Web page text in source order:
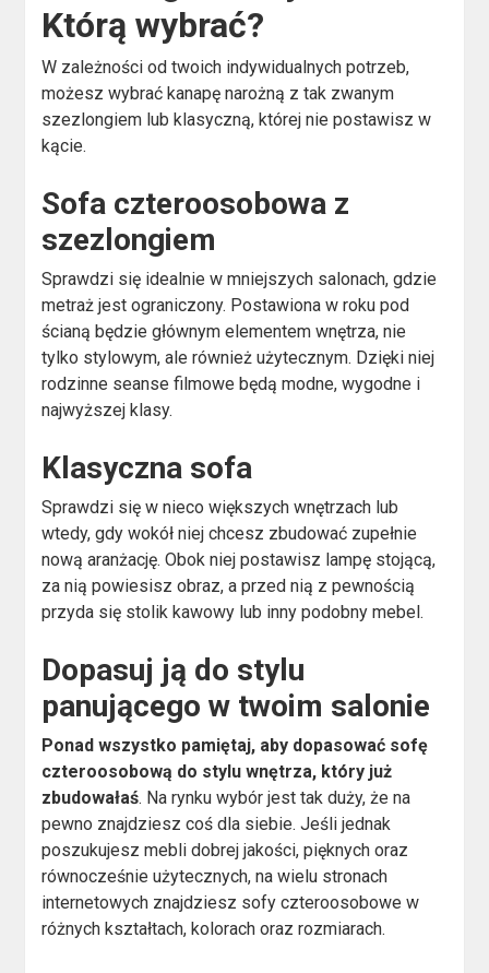
Którą wybrać?
W zależności od twoich indywidualnych potrzeb,
możesz wybrać kanapę narożną z tak zwanym
szezlongiem lub klasyczną, której nie postawisz w
kącie.
Sofa czteroosobowa z
szezlongiem
Sprawdzi się idealnie w mniejszych salonach, gdzie
metraż jest ograniczony. Postawiona w roku pod
ścianą będzie głównym elementem wnętrza, nie
tylko stylowym, ale również użytecznym. Dzięki niej
rodzinne seanse filmowe będą modne, wygodne i
najwyższej klasy.
Klasyczna sofa
Sprawdzi się w nieco większych wnętrzach lub
wtedy, gdy wokół niej chcesz zbudować zupełnie
nową aranżację. Obok niej postawisz lampę stojącą,
za nią powiesisz obraz, a przed nią z pewnością
przyda się stolik kawowy lub inny podobny mebel.
Dopasuj ją do stylu
panującego w twoim salonie
Ponad wszystko pamiętaj, aby dopasować sofę
czteroosobową do stylu wnętrza, który już
zbudowałaś. Na rynku wybór jest tak duży, że na
pewno znajdziesz coś dla siebie. Jeśli jednak
poszukujesz mebli dobrej jakości, pięknych oraz
równocześnie użytecznych, na wielu stronach
internetowych znajdziesz sofy czteroosobowe w
różnych kształtach, kolorach oraz rozmiarach.